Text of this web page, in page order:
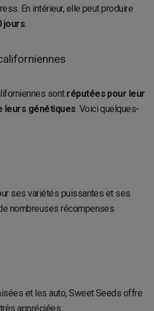
En intérieur, elle peut produire
jours.
sont réputées pour leur
leurs génétiques. Voici quelques-
ses variétés puissantes et ses
nombreuses récompenses
et les auto, Sweet Seeds offre
appréciées.